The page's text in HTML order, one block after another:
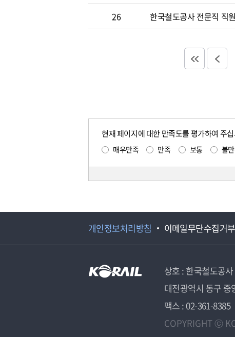
26 한국철도공사 전문직 직
현재 페이지에 대한 만족도를 평가하여 주
매우만족 만족 보통 불
개인정보처리방침 이메일무단수집거부
상호 : 한국철도공사
대전광역시 동구 중
팩스 : 02-361-8385
COPYRIGHT ⓒ